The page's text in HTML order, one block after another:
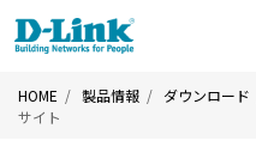
HOME 製品情報 ダウンロード
サイト